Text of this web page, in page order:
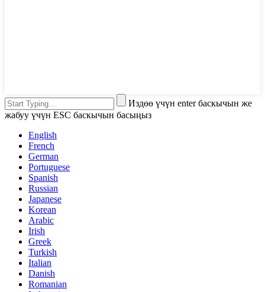
Издөө үчүн enter баскычын же
жабуу үчүн ESC баскычын басыңыз
English
French
German
Portuguese
Spanish
Russian
Japanese
Korean
Arabic
Irish
Greek
Turkish
Italian
Danish
Romanian